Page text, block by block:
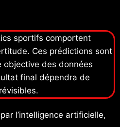
sportifs comportent
Ces prédictions sont
objective des données
final dépendra de
l’intelligence artificielle,